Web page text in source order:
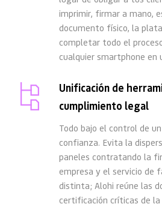
imprimir, firmar a mano,
documento físico, la
completar todo el
cualquier smartphone en
Unificación de
cumplimiento legal
Todo bajo el control de
confianza. Evita la
paneles contratando la
empresa y el servicio de
distinta; Alohi reúne las
certificación críticas de